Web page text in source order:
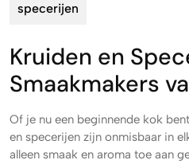
specerijen
Kruiden en
Smaakmakers
Of je nu een beginnende kok
en specerijen zijn onmisbaar in
alleen smaak en aroma toe aan